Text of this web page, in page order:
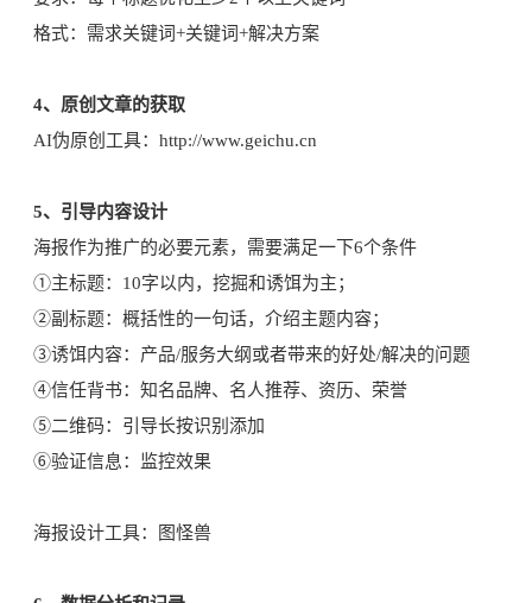
格式：需求关键词+关键词+解决方案
4、原创文章的获取
AI伪原创工具：http://www.geichu.cn
5、引导内容设计
海报作为推广的必要元素，需要满足一下6个条件
①主标题：10字以内，挖掘和诱饵为主；
②副标题：概括性的一句话，介绍主题内容；
③诱饵内容：产品/服务大纲或者带来的好处/解决的问题
④信任背书：知名品牌、名人推荐、资历、荣誉
⑤二维码：引导长按识别添加
⑥验证信息：监控效果
海报设计工具：图怪兽